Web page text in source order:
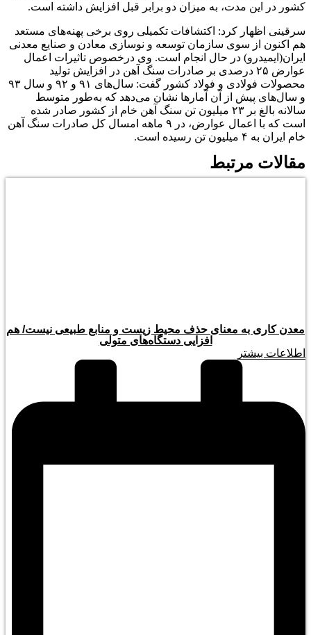
کشور در این مدت، به میزان دو برابر قبل افزایش داشته است.
سرقینی اظهار کرد: اکتشافات تکمیلی روی برخی پهنه‌های مستعد
هم اکنون از سوی سازمان توسعه و نوسازی معادن و صنایع معدنی
ایران(ایمیدرو) در حال انجام است. وی درخصوص تاثیرات اعمال
عوارض ۲۵ درصدی بر صادرات سنگ آهن در افزایش تولید
محصولات فولادی و فولاد کشور گفت: سال‌های ۹۱ و ۹۲ و سال ۹۳
و سال‌های پیش از آن آمار‌ها نشان می‌دهد که به‌طور متوسط
سالانه بالغ بر ۲۳ میلیون تن سنگ آهن خام از کشور صادر شده
است که با اعمال عوارض، در ۹ ماهه امسال کل صادرات سنگ آهن
خام ایران به ۴ میلیون تن رسیده است.
مقالات مرتبط
معدن کاری به معنای حذف محیط زیست و منابع طبیعی نیست/ هم
افزایی دستگاه‌های متولی
اطلاعات بیشتر